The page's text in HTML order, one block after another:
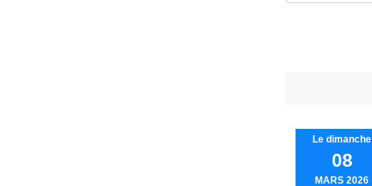
Le dimanche
08
MARS 2026